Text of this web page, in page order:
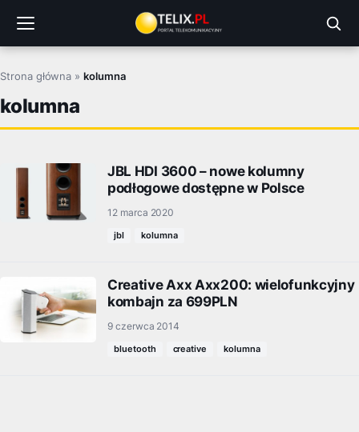
treści
Strona główna »kolumna
kolumna
JBL HDI 3600 – nowe kolumny
podłogowe dostępne w Polsce
12 marca 2020
jbl kolumna
Creative Axx Axx200: wielofunkcyjny
kombajn za 699PLN
9 czerwca 2014
bluetooth creative kolumna